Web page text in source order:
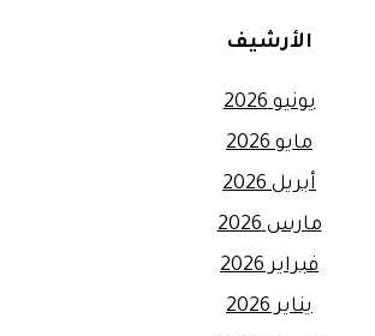
الأرشيف
يونيو 2026
مايو 2026
أبريل 2026
مارس 2026
فبراير 2026
يناير 2026